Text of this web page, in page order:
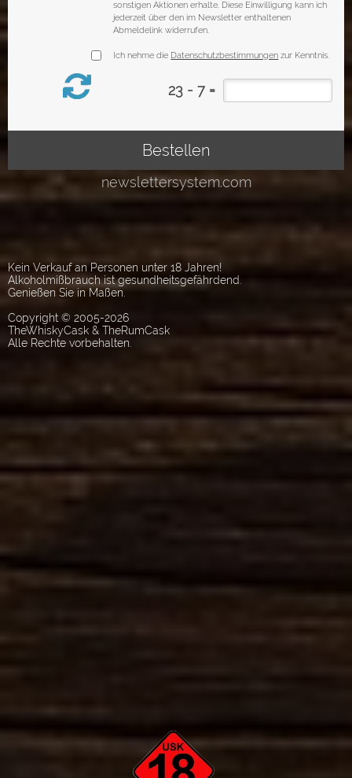
Kein Verkauf an Personen unter 18 Jahren!
Alkoholmißbrauch ist gesundheitsgefährdend.
Genießen Sie in Maßen.
Copyright © 2005-2026
TheWhiskyCask & TheRumCask
Alle Rechte vorbehalten.